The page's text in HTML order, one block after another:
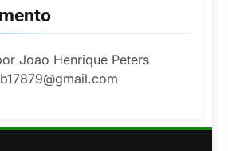
Joao Henrique Peters